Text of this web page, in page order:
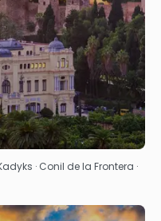
· Conil de la Frontera ·